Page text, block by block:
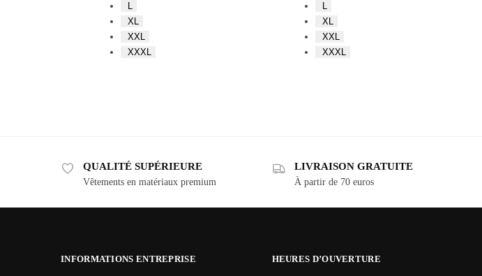
L
XL
XXL
XXXL
L
XL
XXL
XXXL
QUALITÉ SUPÉRIEURE
Vêtements en matériaux premium
LIVRAISON GRATUITE
À partir de 70 euros
INFORMATIONS ENTREPRISE HEURES D’OUVERTURE